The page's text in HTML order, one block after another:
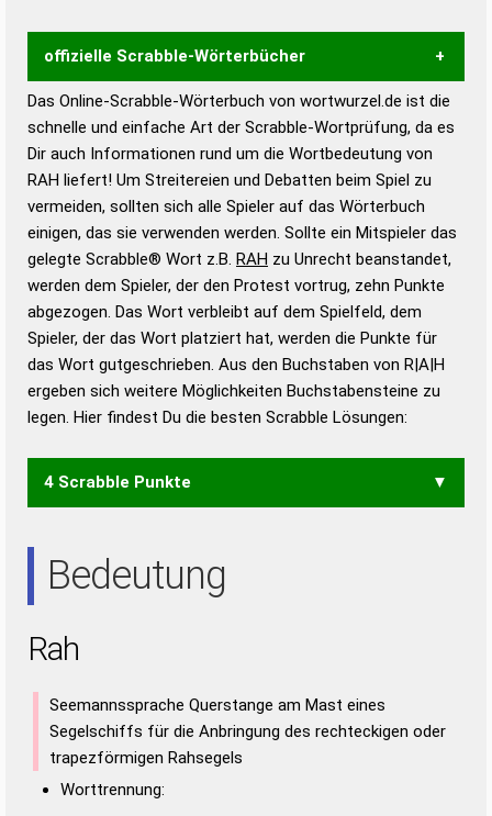
offizielle Scrabble-Wörterbücher
Wortwurzel liefert mit Hilfe eines semantischen
Wortanalyse-Algorithmus gute Anhaltspunkte zu
Wortbedeutung, Worttrennung und Wortform, um die
Gültigkeit eines Wortes für das Scrabble-Spiel zu
bestimmen!
zugelassene Turnier Scrabble-
Wörterbücher sind:
Duden – Standardwerk in 12 Bänden
Duden – Richtiges und gutes
Deutsch
Duden – Die deutsche Grammatik
Duden – Deutsches
Universalwörterbuch
Das Online-Scrabble-Wörterbuch von wortwurzel.de ist die
schnelle und einfache Art der Scrabble-Wortprüfung, da es
Dir auch Informationen rund um die Wortbedeutung von
RAH liefert! Um Streitereien und Debatten beim Spiel zu
vermeiden, sollten sich alle Spieler auf das Wörterbuch
einigen, das sie verwenden werden. Sollte ein Mitspieler das
gelegte Scrabble® Wort z.B. RAH zu Unrecht beanstandet,
werden dem Spieler, der den Protest vortrug, zehn Punkte
abgezogen. Das Wort verbleibt auf dem Spielfeld, dem
Spieler, der das Wort platziert hat, werden die Punkte für
das Wort gutgeschrieben. Aus den Buchstaben von R|A|H
ergeben sich weitere Möglichkeiten Buchstabensteine zu
legen. Hier findest Du die besten Scrabble Lösungen:
4 Scrabble Punkte
Bedeutung
Rah
Seemannssprache Querstange am Mast eines
Segelschiffs für die Anbringung des rechteckigen oder
trapezförmigen Rahsegels
Worttrennung: